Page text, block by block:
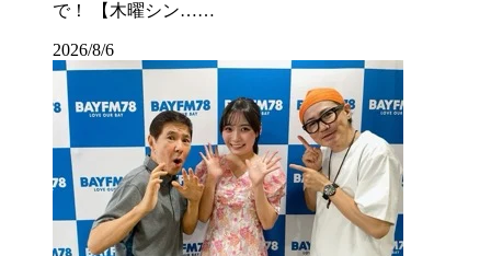
で！ 【木曜シン……
2026/8/6